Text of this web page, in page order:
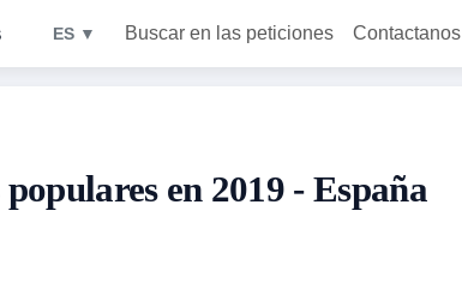
ES ▼ Buscar en las peticiones Contactanos
en 2019 - España